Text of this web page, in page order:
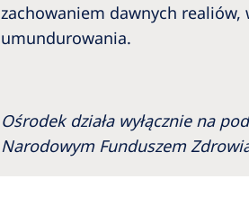
zachowaniem dawnych realiów,
umundurowania.
Ośrodek działa wyłącznie na
Narodowym Funduszem